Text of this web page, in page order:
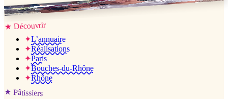
Jessica & Jérémy ♡
★ Découvrir
✦L’annuaire
✦Réalisations
✦Paris
✦Bouches-du-Rhône
✦Rhône
★ Pâtissiers